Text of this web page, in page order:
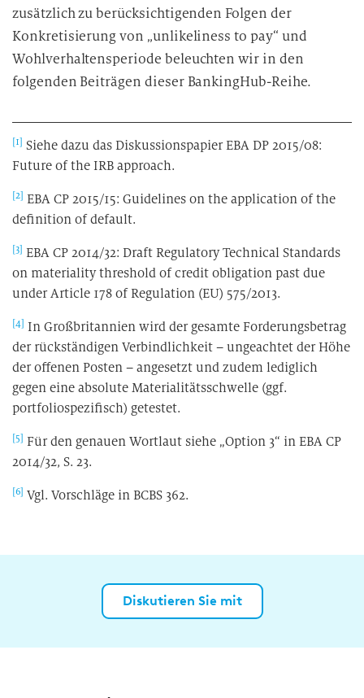
zusätzlich zu berücksichtigenden Folgen der
Konkretisierung von „unlikeliness to pay“ und
Wohlverhaltensperiode beleuchten wir in den
folgenden Beiträgen dieser BankingHub-Reihe.
[1] Siehe dazu das Diskussionspapier EBA DP 2015/08:
Future of the IRB approach.
[2] EBA CP 2015/15: Guidelines on the application of the
definition of default.
[3] EBA CP 2014/32: Draft Regulatory Technical Standards
on materiality threshold of credit obligation past due
under Article 178 of Regulation (EU) 575/2013.
[4] In Großbritannien wird der gesamte Forderungsbetrag
der rückständigen Verbindlichkeit – ungeachtet der Höhe
der offenen Posten – angesetzt und zudem lediglich
gegen eine absolute Materialitätsschwelle (ggf.
portfoliospezifisch) getestet.
[5] Für den genauen Wortlaut siehe „Option 3“ in EBA CP
2014/32, S. 23.
[6] Vgl. Vorschläge in BCBS 362.
Diskutieren Sie mit